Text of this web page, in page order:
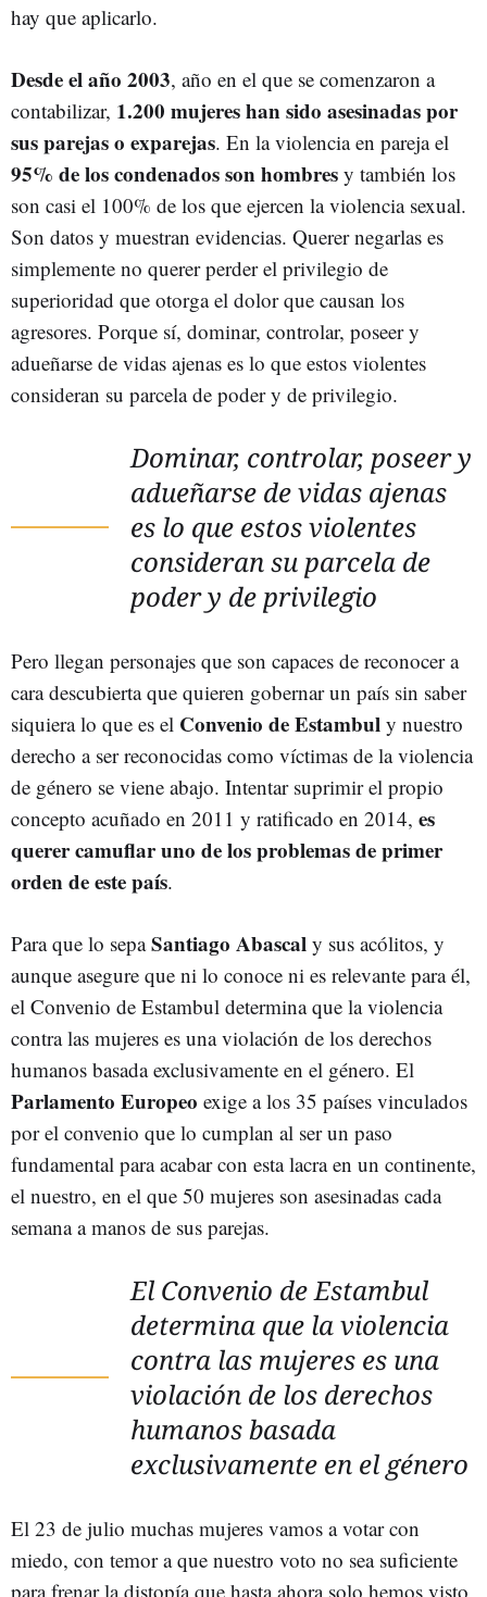
hay que aplicarlo.
Desde el año 2003, año en el que se comenzaron a
contabilizar, 1.200 mujeres han sido asesinadas por
sus parejas o exparejas. En la violencia en pareja el
95% de los condenados son hombres y también los
son casi el 100% de los que ejercen la violencia sexual.
Son datos y muestran evidencias. Querer negarlas es
simplemente no querer perder el privilegio de
superioridad que otorga el dolor que causan los
agresores. Porque sí, dominar, controlar, poseer y
adueñarse de vidas ajenas es lo que estos violentes
consideran su parcela de poder y de privilegio.
Dominar, controlar, poseer y
adueñarse de vidas ajenas
es lo que estos violentes
consideran su parcela de
poder y de privilegio
Pero llegan personajes que son capaces de reconocer a
cara descubierta que quieren gobernar un país sin saber
siquiera lo que es el Convenio de Estambul y nuestro
derecho a ser reconocidas como víctimas de la violencia
de género se viene abajo. Intentar suprimir el propio
concepto acuñado en 2011 y ratificado en 2014, es
querer camuflar uno de los problemas de primer
orden de este país.
Para que lo sepaSantiago Abascal y sus acólitos, y
aunque asegure que ni lo conoce ni es relevante para él,
el Convenio de Estambul determina que la violencia
contra las mujeres es una violación de los derechos
humanos basada exclusivamente en el género. El
Parlamento Europeo exige a los 35 países vinculados
por el convenio que lo cumplan al ser un paso
fundamental para acabar con esta lacra en un continente,
el nuestro, en el que 50 mujeres son asesinadas cada
semana a manos de sus parejas.
El Convenio de Estambul
determina que la violencia
contra las mujeres es una
violación de los derechos
humanos basada
exclusivamente en el género
El 23 de julio muchas mujeres vamos a votar con
miedo, con temor a que nuestro voto no sea suficiente
para frenar la distopía que hasta ahora solo hemos visto